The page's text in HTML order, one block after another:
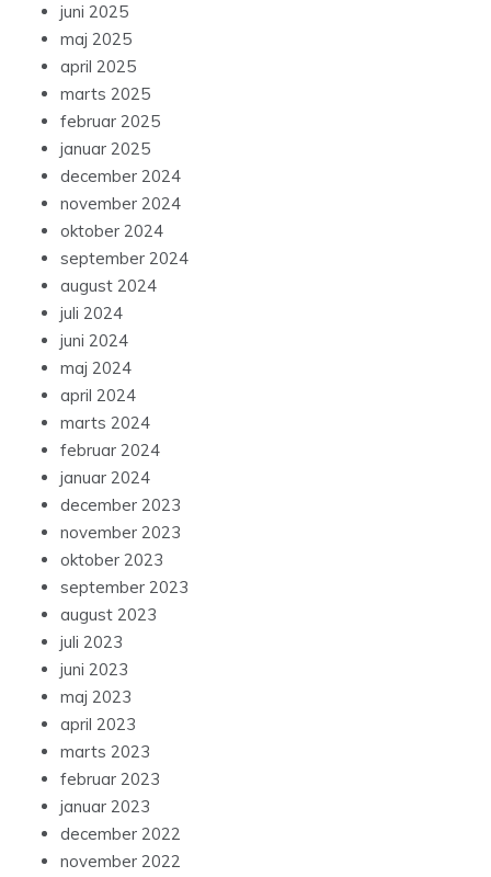
juni 2025
maj 2025
april 2025
marts 2025
februar 2025
januar 2025
december 2024
november 2024
oktober 2024
september 2024
august 2024
juli 2024
juni 2024
maj 2024
april 2024
marts 2024
februar 2024
januar 2024
december 2023
november 2023
oktober 2023
september 2023
august 2023
juli 2023
juni 2023
maj 2023
april 2023
marts 2023
februar 2023
januar 2023
december 2022
november 2022